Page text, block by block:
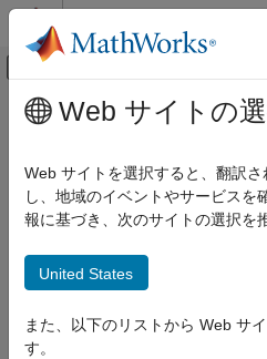
コンテンツへスキップ
オフキャンバス
ドキュメンテーションのホーム
Simulink Report Generator
SimulinkReport Generator 入門
モデルの Web ビューの作成
標準レポートの生成
レポート プログラムの作成
メインコンテンツ
Simulink Report
例
Report Generator のサンプル
作成および書式設定を行う方法
Word
Web サイトの
Web サイトを選択すると、翻訳
し、地域のイベントやサービスを
報に基づき、次のサイトの選択を
United States
また、以下のリストから Web サ
す。